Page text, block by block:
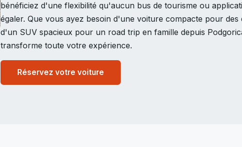
bénéficiez d'une flexibilité qu'aucun bus de tourisme ou
égaler. Que vous ayez besoin d'une voiture compacte pour
d'un SUV spacieux pour un road trip en famille depuis
transforme toute votre expérience.
Réservez votre voiture